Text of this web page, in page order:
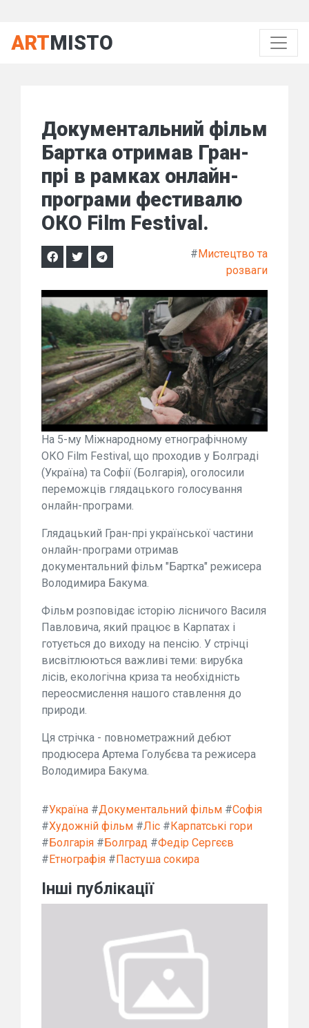
ARTMISTO
Документальний фільм
Бартка отримав Гран-
прі в рамках онлайн-
програми фестивалю
ОКО Film Festival.
#Мистецтво та
розваги
На 5-му Міжнародному етнографічному
ОКО Film Festival, що проходив у Болграді
(Україна) та Софії (Болгарія), оголосили
переможців глядацького голосування
онлайн-програми.
Глядацький Гран-прі української частини
онлайн-програми отримав
документальний фільм "Бартка" режисера
Володимира Бакума.
Фільм розповідає історію лісничого Василя
Павловича, який працює в Карпатах і
готується до виходу на пенсію. У стрічці
висвітлюються важливі теми: вирубка
лісів, екологічна криза та необхідність
переосмислення нашого ставлення до
природи.
Ця стрічка - повнометражний дебют
продюсера Артема Голубєва та режисера
Володимира Бакума.
#Україна #Документальний фільм #Софія
#Художній фільм #Ліс #Карпатські гори
#Болгарія #Болград #Федір Сергєєв
#Етнографія #Пастуша сокира
Інші публікації